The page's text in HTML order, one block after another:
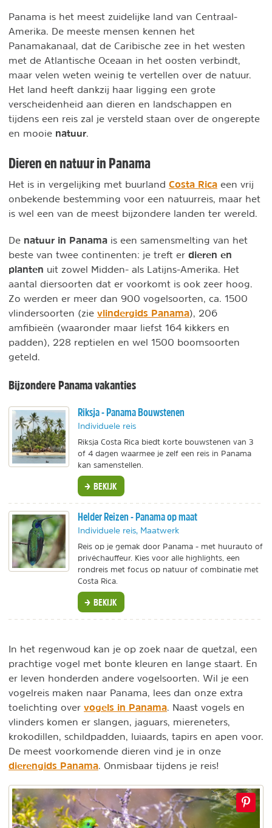
Panama is het meest zuidelijke land van Centraal-
Amerika. De meeste mensen kennen het
Panamakanaal, dat de Caribische zee in het westen
met de Atlantische Oceaan in het oosten verbindt,
maar velen weten weinig te vertellen over de natuur.
Het land heeft dankzij haar ligging een grote
verscheidenheid aan dieren en landschappen en
tijdens een reis zal je versteld staan over de ongerepte
en mooie natuur
Dieren en natuur in Panama
Het is in vergelijking met buurland Costa Rica een vrij
onbekende bestemming voor een natuurreis, maar het
is wel een van de meest bijzondere landen ter wereld.
De natuur in Panama is een samensmelting van het
beste van twee continenten: je treft er dieren en
planten uit zowel Midden- als Latijns-Amerika. Het
aantal diersoorten dat er voorkomt is ook zeer hoog.
Zo werden er meer dan 900 vogelsoorten, ca. 1500
vlindersoorten (zie vlindergids Panama), 206
amfibieën (waaronder maar liefst 164 kikkers en
padden), 228 reptielen en wel 1500 boomsoorten
geteld.
Bijzondere Panama vakanties
Riksja - Panama Bouwstenen
Individuele reis
Riksja Costa Rica biedt korte bouwstenen van 3
of 4 dagen waarmee je zelf een reis in Panama
kan samenstellen.
BEKIJK
Helder Reizen - Panama op maat
Individuele reis, Maatwerk
Reis op je gemak door Panama - met huurauto of
privéchauffeur. Kies voor alle highlights, een
rondreis met focus op natuur of combinatie met
Costa Rica.
BEKIJK
In het regenwoud kan je op zoek naar de quetzal, een
prachtige vogel met bonte kleuren en lange staart. En
er leven honderden andere vogelsoorten. Wil je een
vogelreis maken naar Panama, lees dan onze extra
toelichting over vogels in Panama. Naast vogels en
vlinders komen er slangen, jaguars, miereneters,
krokodillen, schildpadden, luiaards, tapirs en apen voor.
De meest voorkomende dieren vind je in onze
dierengids Panama. Onmisbaar tijdens je reis!